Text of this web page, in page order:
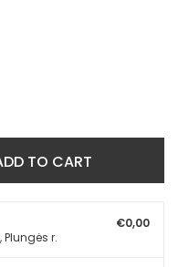
TO CART
Plungės r.
€0,00